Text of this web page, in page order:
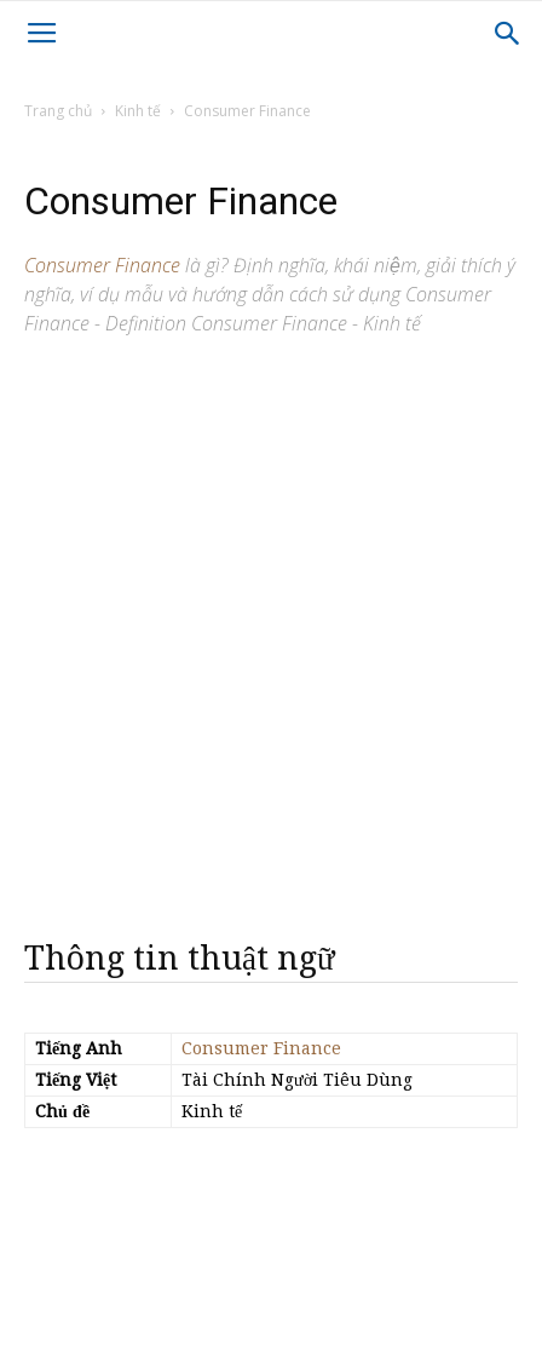
Trang chủ Kinh tế Consumer Finance
Consumer Finance
Consumer Financelà gì? Định nghĩa, khái niệm, giải thích ý
nghĩa, ví dụ mẫu và hướng dẫn cách sử dụng Consumer
Finance - Definition Consumer Finance - Kinh tế
Thông tin thuật ngữ
Tiếng Anh
Consumer Finance
Tiếng Việt
Tài Chính Người Tiêu Dùng
Chủ đề
Kinh tế